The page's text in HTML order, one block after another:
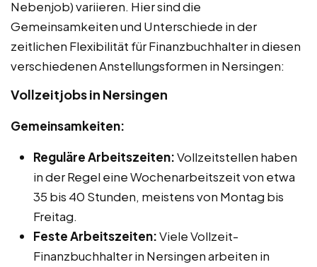
Nebenjob) variieren. Hier sind die
Gemeinsamkeiten und Unterschiede in der
zeitlichen Flexibilität für Finanzbuchhalter in diesen
verschiedenen Anstellungsformen in Nersingen:
Vollzeitjobs in Nersingen
Gemeinsamkeiten:
Reguläre Arbeitszeiten:Vollzeitstellen haben
in der Regel eine Wochenarbeitszeit von etwa
35 bis 40 Stunden, meistens von Montag bis
Freitag.
Feste Arbeitszeiten:Viele Vollzeit-
Finanzbuchhalter in Nersingen arbeiten in